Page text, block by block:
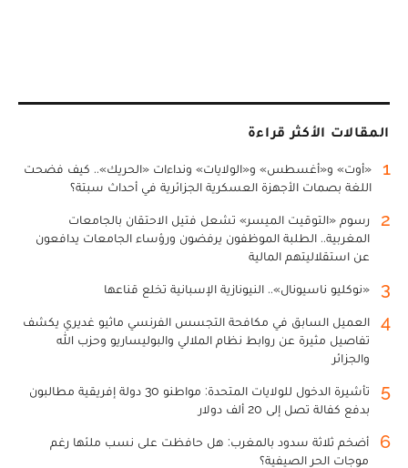
المقالات الأكثر قراءة
1
«أوت» و«أغسطس» و«الولايات» ونداءات «الحريك».. كيف فضحت
اللغة بصمات الأجهزة العسكرية الجزائرية في أحداث سبتة؟
2
رسوم «التوقيت الميسر» تشعل فتيل الاحتقان بالجامعات
المغربية.. الطلبة الموظفون يرفضون ورؤساء الجامعات يدافعون
عن استقلاليتهم المالية
3 «نوكليو ناسيونال».. النيونازية الإسبانية تخلع قناعها
4
العميل السابق في مكافحة التجسس الفرنسي ماثيو غديري يكشف
تفاصيل مثيرة عن روابط نظام الملالي والبوليساريو وحزب الله
والجزائر
5
تأشيرة الدخول للولايات المتحدة: مواطنو 30 دولة إفريقية مطالبون
بدفع كفالة تصل إلى 20 ألف دولار
6
أضخم ثلاثة سدود بالمغرب: هل حافظت على نسب ملئها رغم
موجات الحر الصيفية؟